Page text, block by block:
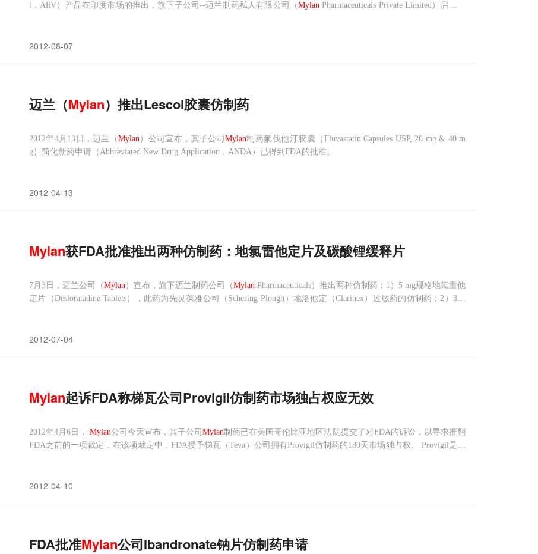
l，ARV）产品在印度市场的推出，旗下子公司--迈兰制药私人有限公司（Mylan Pharmaceuticals Private Limited）启动了
2012-08-07
迈兰（Mylan）推出Lescol胶囊仿制药
2012年4月13日，迈兰（Mylan）公司宣布，其子公司 Mylan制药氟伐他汀胶囊（Fluvastatin Capsules USP, 20 mg & 40 m
g）简化新药申请（Abbreviated New Drug Application，ANDA）已得到FDA的批准。
2012-04-13
Mylan获FDA批准推出两种仿制药：地氯雷他定片及碳酸锂缓释片
7月3日，迈兰公司（Mylan）宣布，旗下迈兰制药公司（Mylan Pharmaceuticals）推出两种仿制药：1）5 mg规格地氯雷他
定片（Desloratadine Tablets），此药为先灵葆雅公司（Schering-Plough）地洛他定（Clarinex）过敏药的仿制药；2）300
2012-07-04
Mylan起诉FDA称梯瓦公司Provigil仿制药市场独占权应无效
2012年4月6日， Mylan公司今天宣布，其子公司 Mylan制药已在美国哥伦比亚地区法院提交了对FDA的诉讼，以寻求推翻
FDA之前的一项裁定，在该项裁定中，FDA授予梯瓦（Teva）公司拥有Provigil仿制药的180天市场独占权。 Provigil是一
2012-04-10
FDA批准Mylan公司Ibandronate钠片仿制药申请